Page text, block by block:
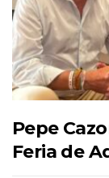
Pepe
Feria de